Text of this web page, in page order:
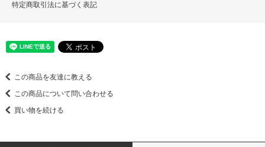
特定商取引法に基づく表記
この商品を友達に教える
この商品について問い合わせる
買い物を続ける